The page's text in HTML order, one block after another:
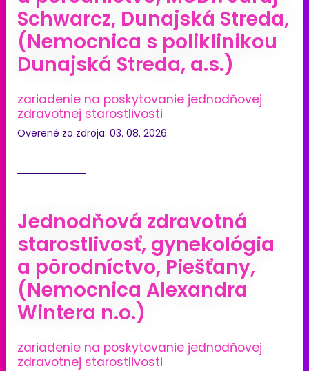
Schwarcz, Dunajská Streda,
(Nemocnica s poliklinikou
Dunajská Streda, a.s.)
zariadenie na poskytovanie jednodňovej
zdravotnej starostlivosti
Overené zo zdroja: 03. 08. 2026
Jednodňová zdravotná
starostlivosť, gynekológia
a pôrodníctvo, Piešťany,
(Nemocnica Alexandra
Wintera n.o.)
zariadenie na poskytovanie jednodňovej
zdravotnej starostlivosti